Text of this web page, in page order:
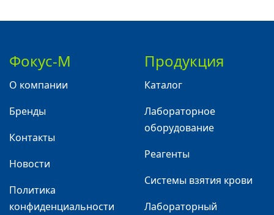
Фокус-М
О компании
Бренды
Контакты
Новости
Политика
конфиденциальности
Продукция
Каталог
Лабораторное
оборудование
Реагенты
Системы взятия крови
Лабораторный